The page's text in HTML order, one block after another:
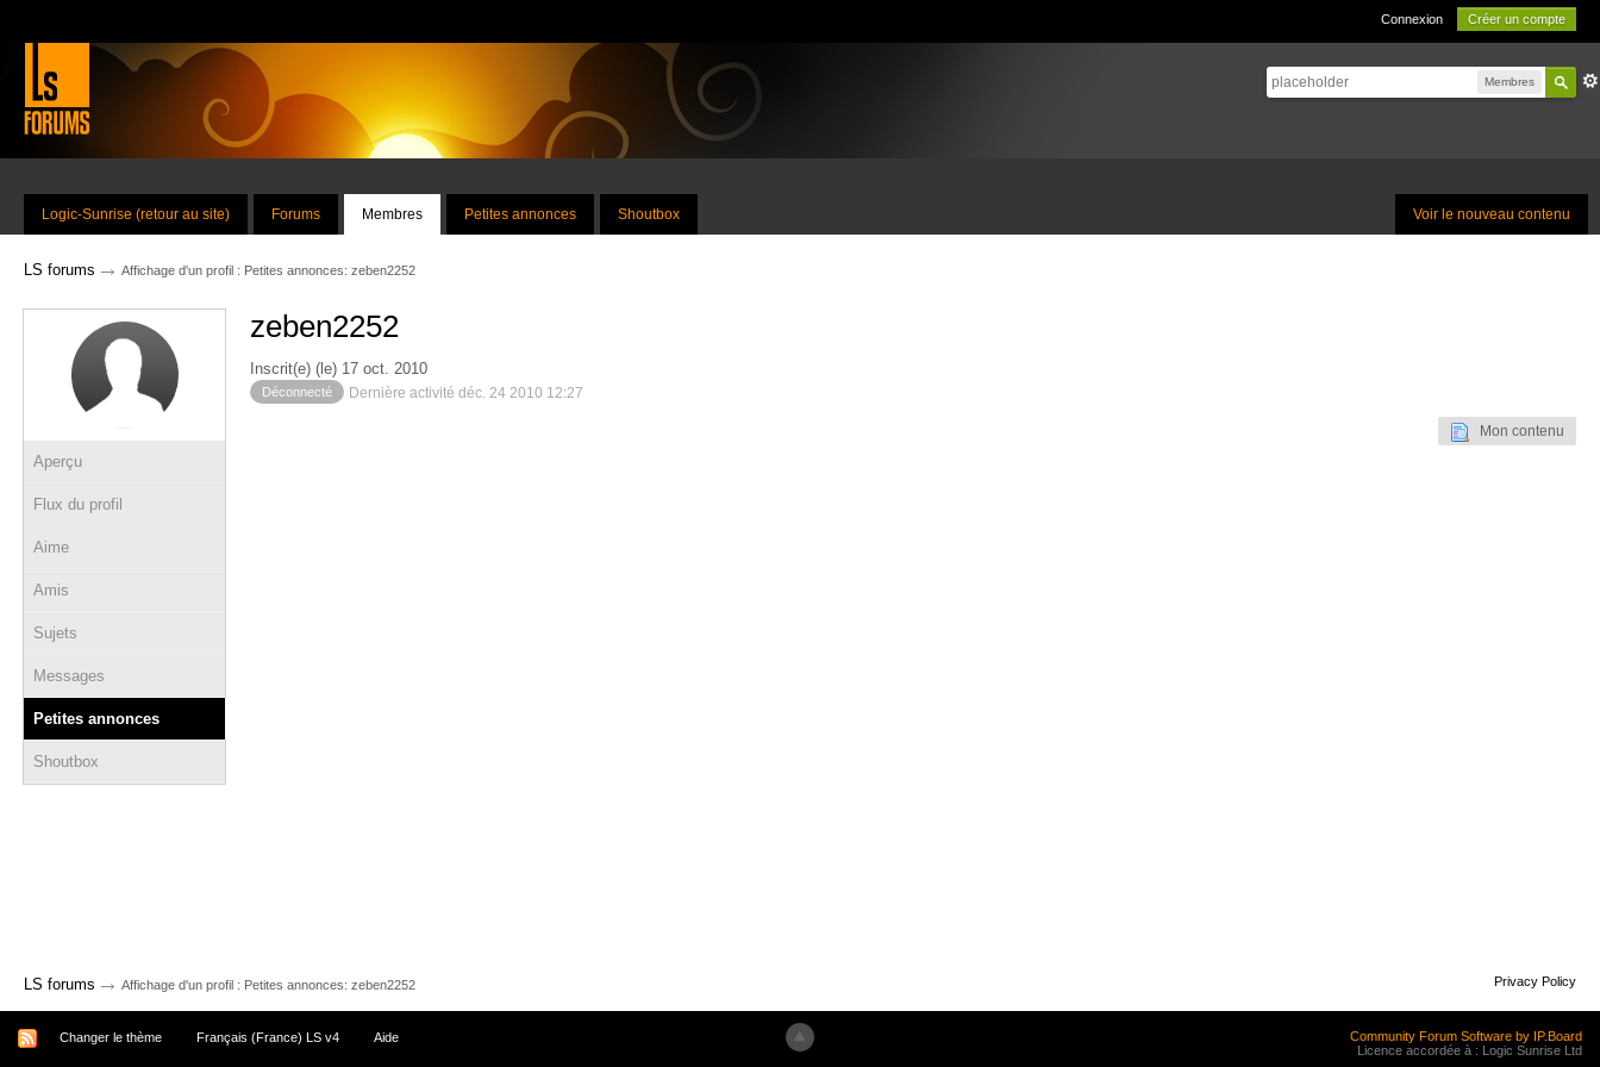
Connexion Créer un compte
Membres
Voir le nouveau contenu
Logic-Sunrise (retour au site) Forums Membres Petites annonces Shoutbox
LS forums → Affichage d'un profil : Petites annonces: zeben2252
Aperçu
Flux du profil
Aime
Amis
Sujets
Messages
Petites annonces
Shoutbox
zeben2252
Inscrit(e) (le) 17 oct. 2010
Déconnecté Dernière activité déc. 24 2010 12:27
Mon contenu
LS forums → Affichage d'un profil : Petites annonces: zeben2252 Privacy Policy
Changer le thème Français (France) LS v4 Aide
Community Forum Software by IP.Board
Licence accordée à : Logic Sunrise Ltd